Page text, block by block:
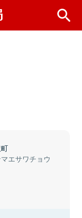
エサワチョウ